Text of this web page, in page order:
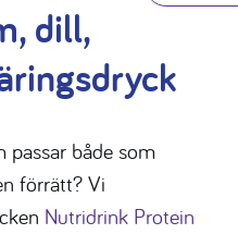
dill,
passar både som
förrätt? Vi
Nutridrink Protein